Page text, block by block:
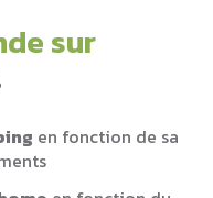
sur
en fonction de sa